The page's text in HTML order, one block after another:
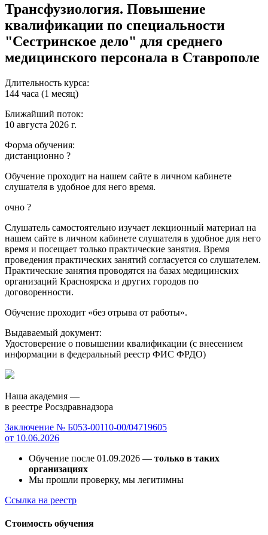
Трансфузиология. Повышение
квалификации по специальности
"Сестринское дело" для среднего
медицинского персонала в Ставрополе
Длительность курса:
144 часа (1 месяц)
Ближайший поток:
10 августа 2026 г.
Форма обучения:
дистанционно ?
Обучение проходит на нашем сайте в личном кабинете
слушателя в удобное для него время.
очно ?
Слушатель самостоятельно изучает лекционный материал на
нашем сайте в личном кабинете слушателя в удобное для него
время и посещает только практические занятия. Время
проведения практических занятий согласуется со слушателем.
Практические занятия проводятся на базах медицинских
организаций Красноярска и других городов по
договоренности.
Обучение проходит «без отрыва от работы».
Выдаваемый документ:
Удостоверение о повышении квалификации (с внесением
информации в федеральный реестр ФИС ФРДО)
Наша академия —
в реестре Росздравнадзора
Заключение № Б053-00110-00/04719605
от 10.06.2026
Обучение после 01.09.2026 — только в таких
организациях
Мы прошли проверку, мы легитимны
Ссылка на реестр
Стоимость обучения